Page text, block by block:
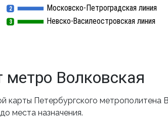
Московско-Петроградская линия
Невско-Василеостровская линия
2
3
2
3
Волковская
карты Петербургского
места назначения.